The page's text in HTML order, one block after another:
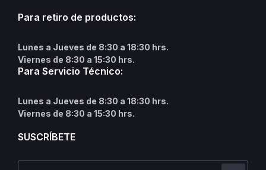
Para retiro de productos:
Lunes a Jueves de 8:30 a 18:30 hrs.
Viernes de 8:30 a 15:30 hrs.
Para Servicio Técnico:
Lunes a Jueves de 8:30 a 18:30 hrs.
Viernes de 8:30 a 15:30 hrs.
SUSCRÍBETE